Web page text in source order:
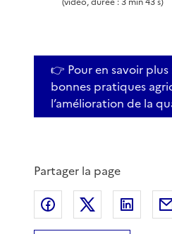
r
l
a
i
d
👉 Pour en savoir
bonnes pratiques
l’amélioration de la
Partager la page
Partager surPartager sur